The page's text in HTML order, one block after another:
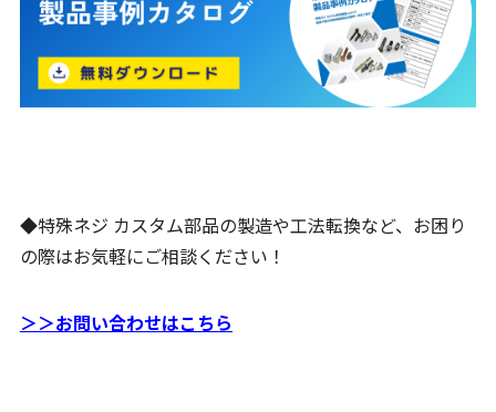
◆特殊ネジ カスタム部品の製造や工法転換など、お困り
の際はお気軽にご相談ください！
＞＞お問い合わせはこちら